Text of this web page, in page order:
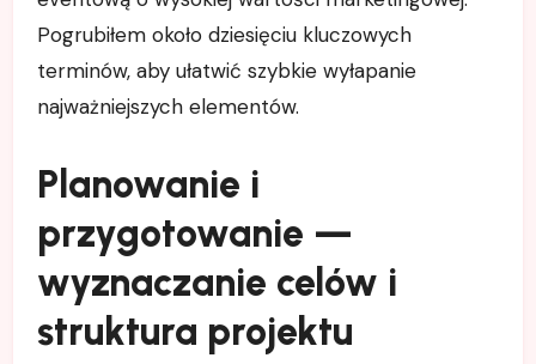
Pogrubiłem około dziesięciu kluczowych
terminów, aby ułatwić szybkie wyłapanie
najważniejszych elementów.
Planowanie i
przygotowanie —
wyznaczanie celów i
struktura projektu